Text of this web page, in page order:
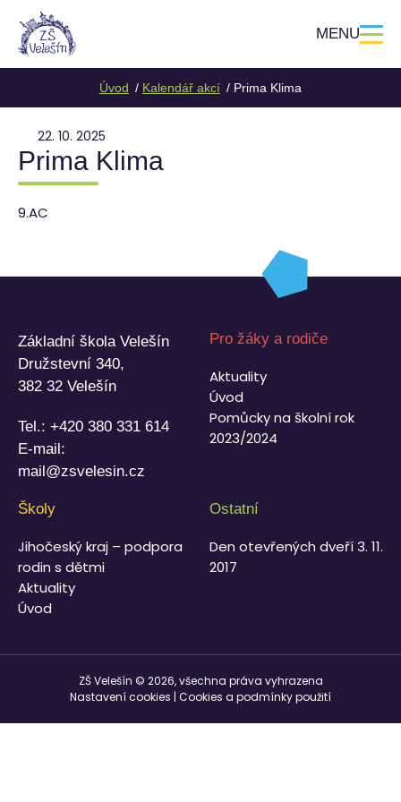
MENU
Úvod Kalendář akcí Prima Klima
22. 10. 2025
Prima Klima
9.AC
Základní škola Velešín
Družstevní 340,
382 32 Velešín
Tel.: +420 380 331 614
E-mail:
mail@zsvelesin.cz
Pro žáky a rodiče
Aktuality
Úvod
Pomůcky na školní rok
2023/2024
Školy
Jihočeský kraj – podpora
rodin s dětmi
Aktuality
Úvod
Ostatní
Den otevřených dveří 3. 11.
2017
ZŠ Velešín © 2026, všechna práva vyhrazena
Nastavení cookies Cookies a podmínky použití